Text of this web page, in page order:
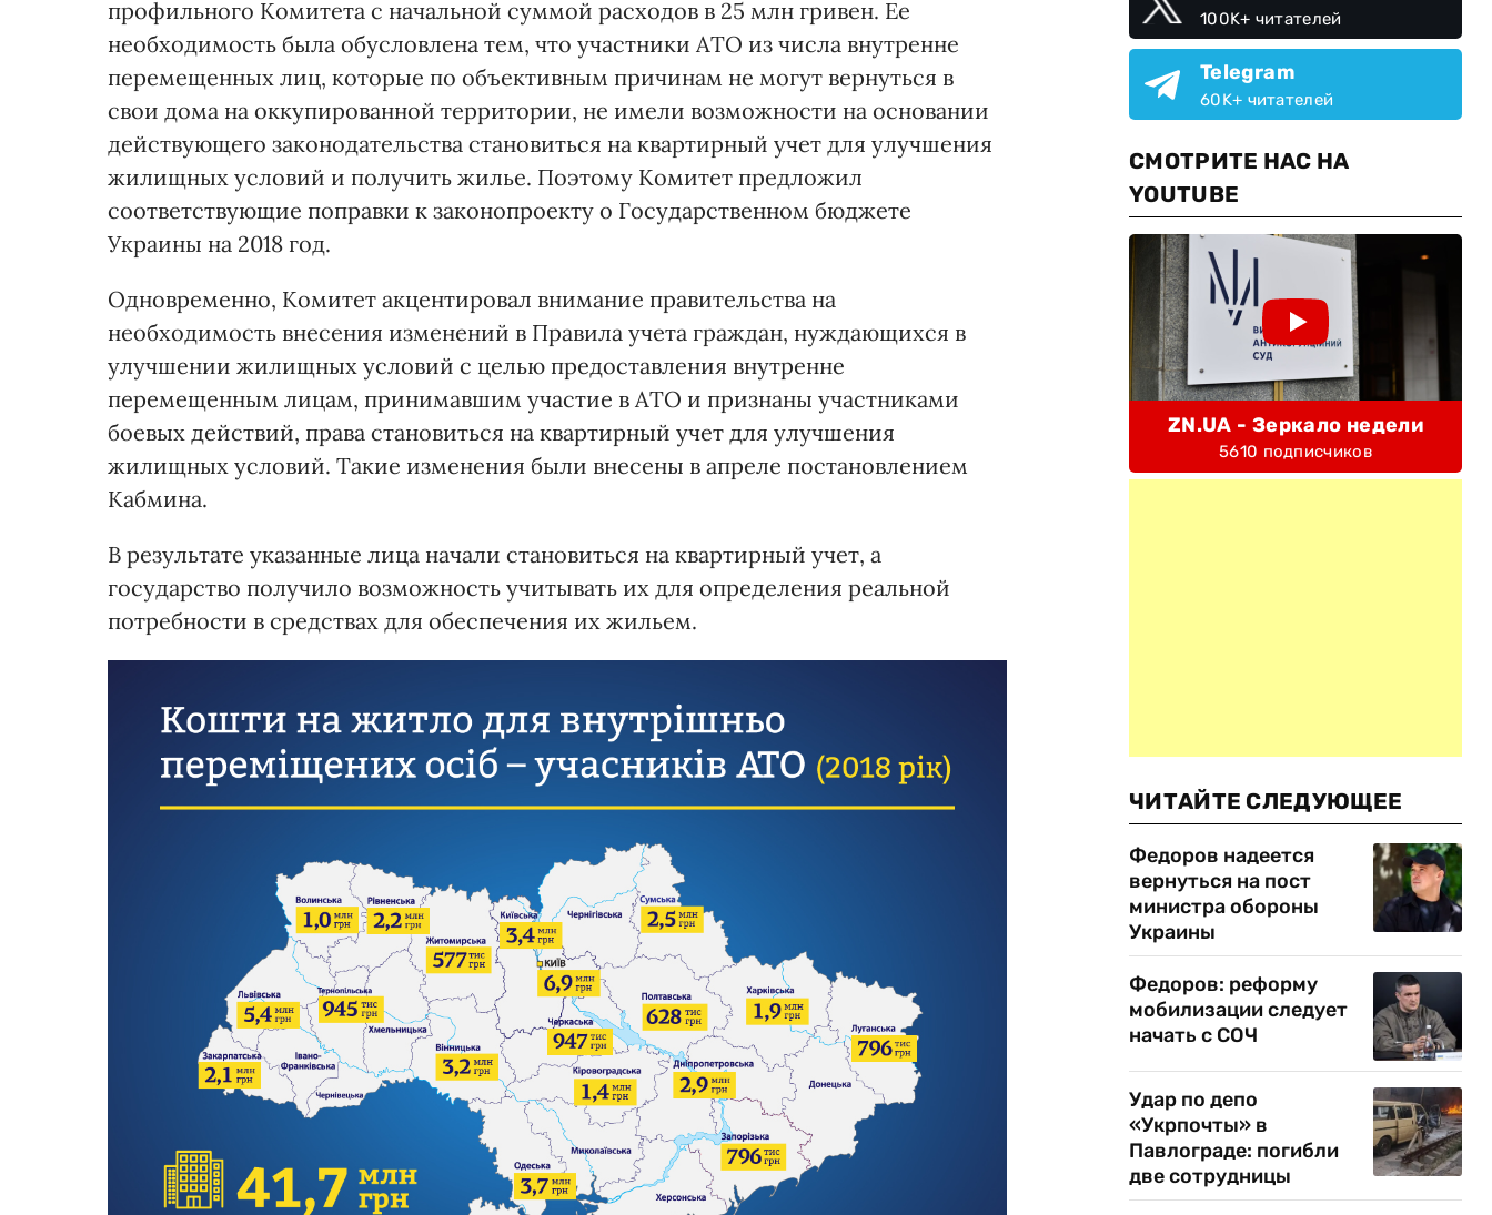
профильного Комитета с начальной суммой расходов в 25 млн гривен. Ее
необходимость была обусловлена тем, что участники АТО из числа внутренне
перемещенных лиц, которые по объективным причинам не могут вернуться в
свои дома на оккупированной территории, не имели возможности на основании
действующего законодательства становиться на квартирный учет для улучшения
жилищных условий и получить жилье. Поэтому Комитет предложил
соответствующие поправки к законопроекту о Государственном бюджете
Украины на 2018 год.
Одновременно, Комитет акцентировал внимание правительства на
необходимость внесения изменений в Правила учета граждан, нуждающихся в
улучшении жилищных условий с целью предоставления внутренне
перемещенным лицам, принимавшим участие в АТО и признаны участниками
боевых действий, права становиться на квартирный учет для улучшения
жилищных условий. Такие изменения были внесены в апреле постановлением
Кабмина.
В результате указанные лица начали становиться на квартирный учет, а
государство получило возможность учитывать их для определения реальной
потребности в средствах для обеспечения их жильем.
100K+ читателей
Telegram
60K+ читателей
СМОТРИТЕ НАС НА
YOUTUBE
ZN.UA - Зеркало недели
5610 подписчиков
ЧИТАЙТЕ СЛЕДУЮЩЕЕ
Федоров надеется
вернуться на пост
министра обороны
Украины
Федоров: реформу
мобилизации следует
начать с СОЧ
Удар по депо
«Укрпочты» в
Павлограде: погибли
две сотрудницы